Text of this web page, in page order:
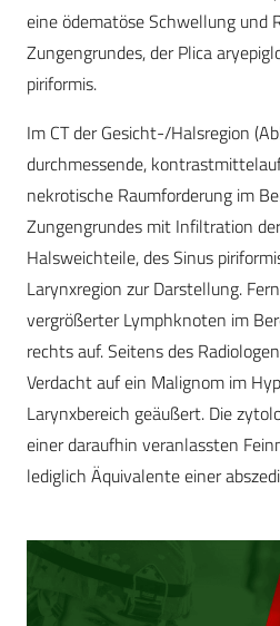
eine ödematöse Schwellung und
Zungengrundes, der Plica
piriformis.
Im CT der Gesicht-/Halsregion
durchmessende,
nekrotische Raumforderung im
Zungengrundes mit Infiltration
Halsweichteile, des Sinus
Larynxregion zur Darstellung.
vergrößerter Lymphknoten im
rechts auf. Seitens des
Verdacht auf ein Malignom im
Larynxbereich geäußert. Die
einer daraufhin veranlassten
lediglich Äquivalente einer